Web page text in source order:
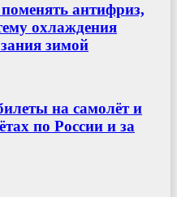
антифриз,
охлаждения
зимой
на самолёт и
по России и за